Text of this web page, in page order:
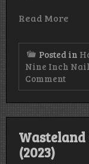
Read More
Posted in
Nine Inch
Commenton
Nine
Hate
Wasteland
(2023)